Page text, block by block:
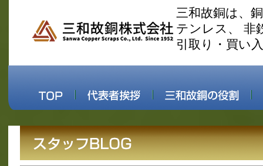
三和故銅は、
テンレス、 非
引取り・買い